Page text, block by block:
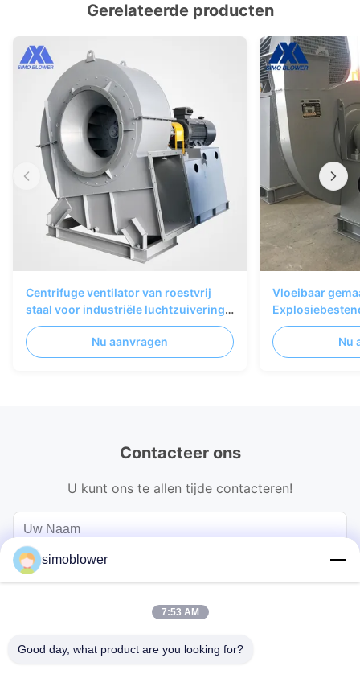
Gerelateerde producten
Centrifuge ventilator van roestvrij
staal voor industriële luchtzuivering
en ventilatiesystemen
Nu aanvragen
Vloeibaar
Nu
Contacteer ons
U kunt ons te allen tijde contacteren!
simoblower
7:53 AM
Good day, what product are you looking for?